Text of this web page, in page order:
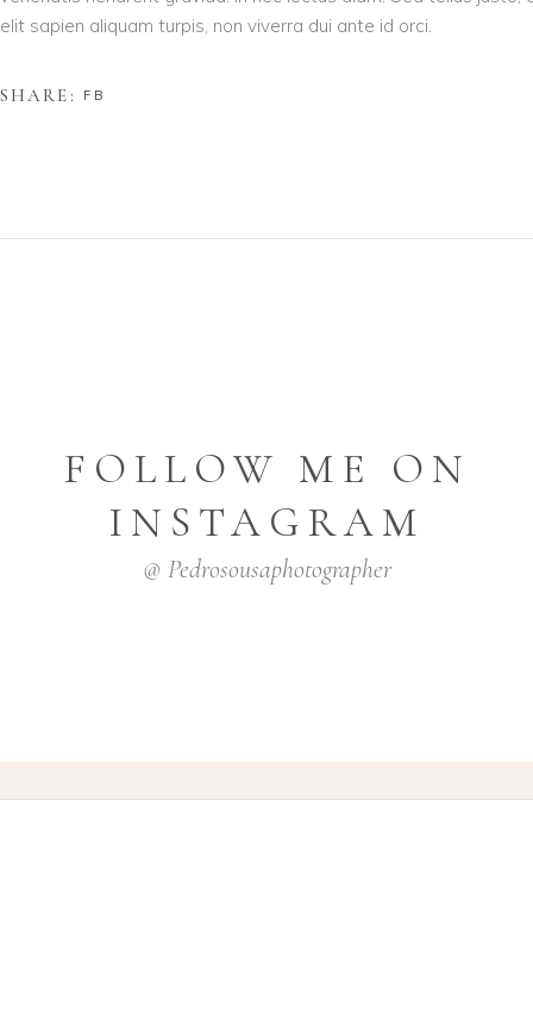
elit sapien aliquam turpis, non viverra dui ante id orci.
SHARE: FB
FOLLOW ME ON
INSTAGRAM
@ Pedrosousaphotographer